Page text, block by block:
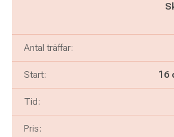
Antal träffar:
Start: 16
Tid:
Pris: